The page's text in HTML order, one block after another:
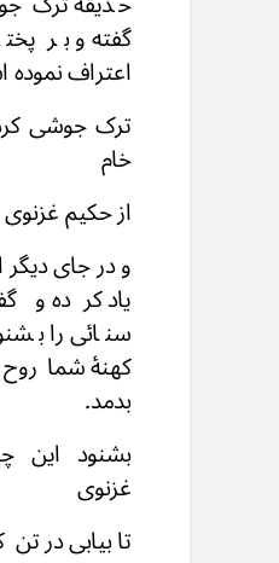
گفته و بر
اعتراف
ترک جوشی
خام
از حکیم
و در جای
یاد کرده و
سنائی را
کهنۀ شما
بدمد.
بشنود این
غزنوی
تا بیابی در